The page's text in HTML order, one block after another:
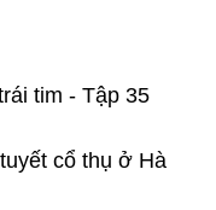
tim - Tập 35
cổ thụ ở Hà